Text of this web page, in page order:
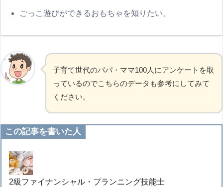
ごっこ遊びができるおもちゃを知りたい。
子育て世代のパパ・ママ100人にアンケートを取
っているのでこちらのデータも参考にしてみて
ください。
この記事を書いた人
2級ファイナンシャル・プランニング技能士